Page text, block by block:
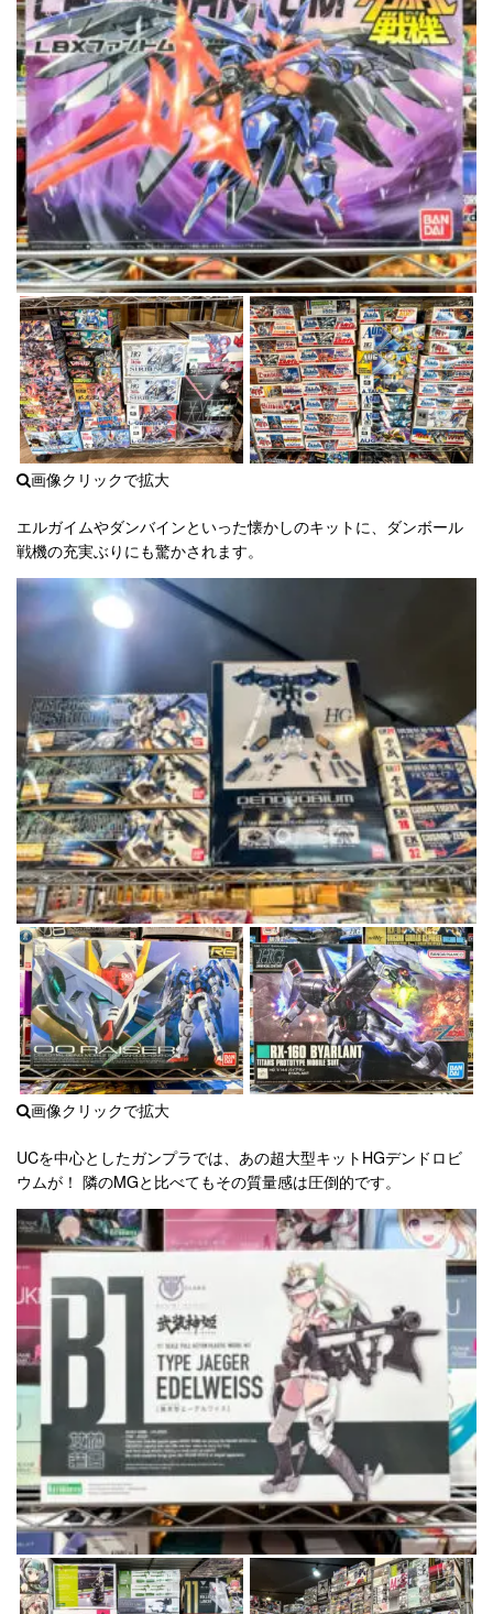
エルガイムやダンバインといった懐かしのキットに、ダンボール
戦機の充実ぶりにも驚かされます。
UCを中心としたガンプラでは、あの超大型キットHGデンドロビ
ウムが！ 隣のMGと比べてもその質量感は圧倒的です。